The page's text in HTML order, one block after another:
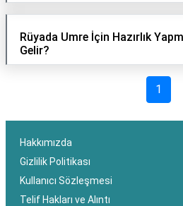
Rüyada Umre İçin Hazırlık
Gelir?
1
Hakkımızda
Gizlilik Politikası
Kullanıcı Sözleşmesi
Telif Hakları ve Alıntı